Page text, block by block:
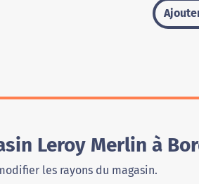
Leroy Merlin à
les rayons du magasin.